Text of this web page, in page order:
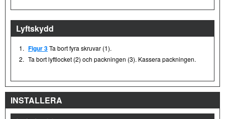
Lyftskydd
1. Figur 3Ta bort fyra skruvar (1).
2. Ta bort lyftlocket (2) och packningen (3). Kassera packningen.
INSTALLERA